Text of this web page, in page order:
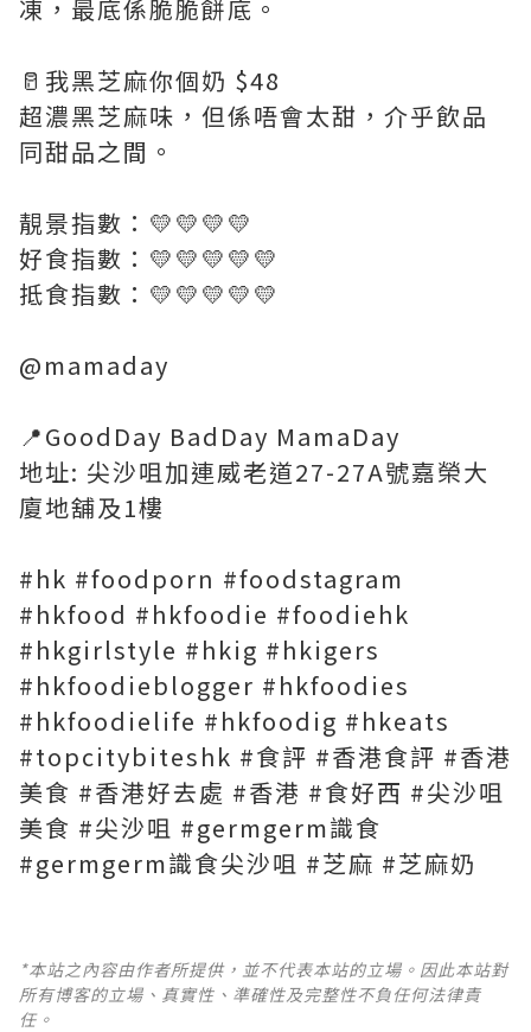
凍，最底係脆脆餅底。
🥛我黑芝麻你個奶 $48
超濃黑芝麻味，但係唔會太甜，介乎飲品
同甜品之間。
靚景指數：💛💛💛💛
好食指數：💛💛💛💛💛
抵食指數：💛💛💛💛💛
@mamaday
📍GoodDay BadDay MamaDay
地址: 尖沙咀加連威老道27-27A號嘉榮大
廈地舖及1樓
#hk #foodporn #foodstagram
#hkfood #hkfoodie #foodiehk
#hkgirlstyle #hkig #hkigers
#hkfoodieblogger #hkfoodies
#hkfoodielife #hkfoodig #hkeats
#topcitybiteshk #食評 #香港食評 #香港
美食 #香港好去處 #香港 #食好西 #尖沙咀
美食 #尖沙咀 #germgerm識食
#germgerm識食尖沙咀 #芝麻 #芝麻奶
*本站之內容由作者所提供，並不代表本站的立場。因此本站對
所有博客的立場、真實性、準確性及完整性不負任何法律責
任。